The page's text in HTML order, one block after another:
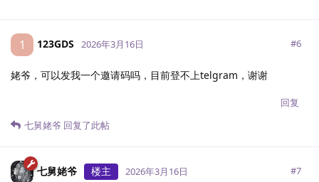
1 123GDS 2026年3月16日 #6
姥爷，可以发我一个邀请码吗，目前登不上telgram，谢谢
回复
七舅姥爷 回复了此帖
七舅姥爷 楼主 2026年3月16日 #7